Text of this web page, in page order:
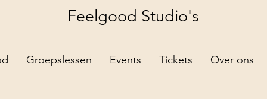
Feelgood Studio's
Groepslessen Events Tickets Over ons